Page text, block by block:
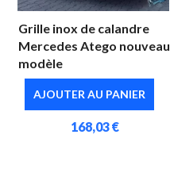
Grille inox de calandre
Mercedes Atego nouveau
modèle
AJOUTER AU PANIER
168,03 €